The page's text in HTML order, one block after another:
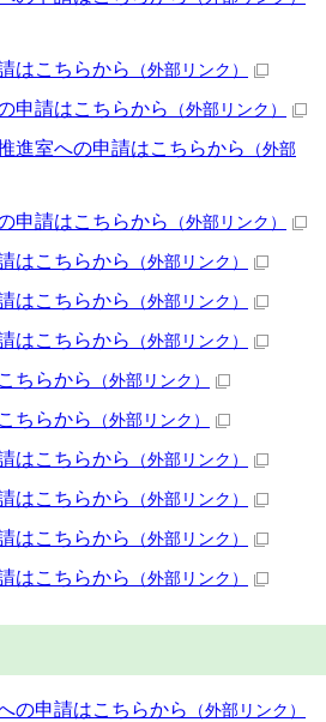
はこちらから （外部リンク）
申請はこちらから （外部リンク）
進室への申請はこちらから
（外部
申請はこちらから （外部リンク）
はこちらから （外部リンク）
はこちらから （外部リンク）
はこちらから （外部リンク）
ちらから （外部リンク）
ちらから （外部リンク）
はこちらから （外部リンク）
はこちらから （外部リンク）
はこちらから （外部リンク）
はこちらから （外部リンク）
の申請はこちらから （外部リンク）